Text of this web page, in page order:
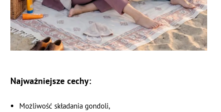
Najważniejsze cechy:
Możliwość składania gondoli,